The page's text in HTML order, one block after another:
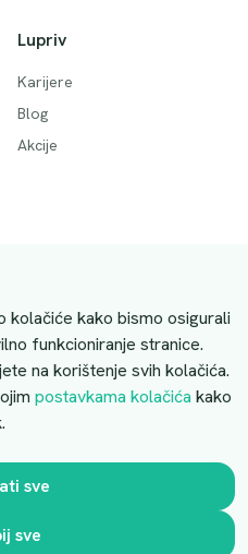
Lupriv
Karijere
Blog
Akcije
e-maila:
kolačiće kako bismo osigurali
funkcioniranje stranice.
na korištenje svih kolačića.
postavkama kolačića kako
sve
sve